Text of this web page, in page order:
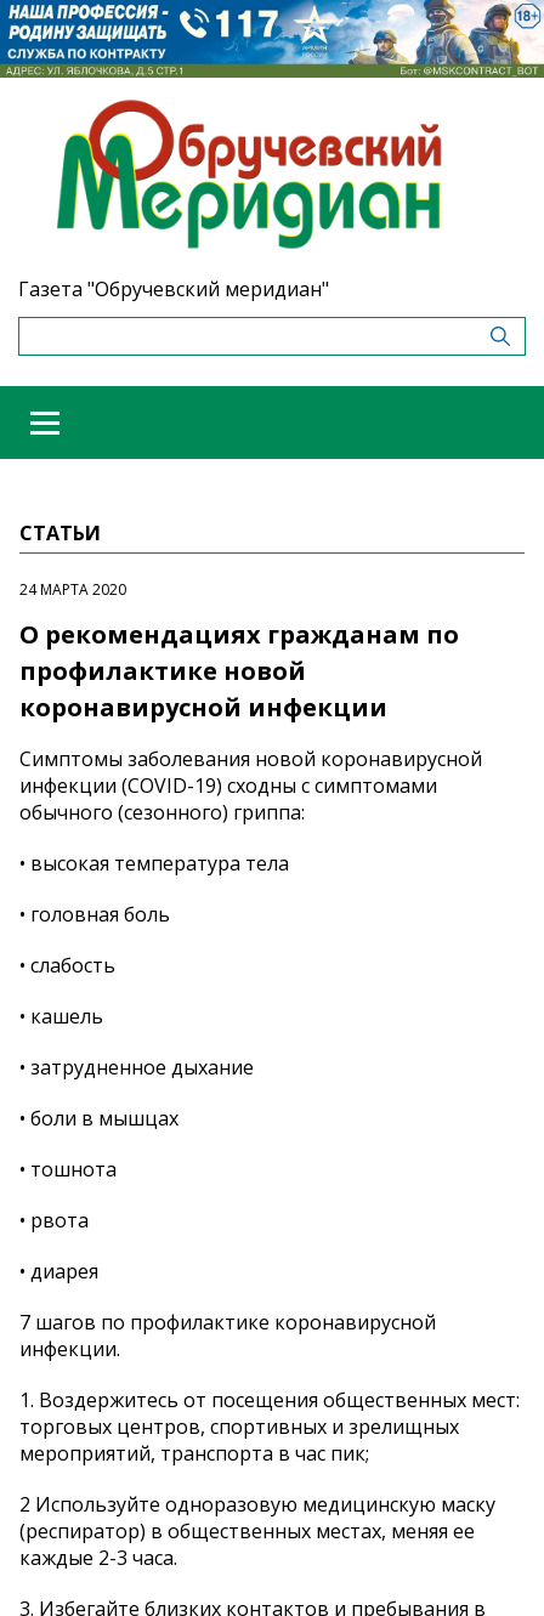
Газета "Обручевский меридиан"
СТАТЬИ
24 МАРТА 2020
О рекомендациях гражданам по
профилактике новой
коронавирусной инфекции
Симптомы заболевания новой коронавирусной
инфекции (COVID-19) сходны с симптомами
обычного (сезонного) гриппа:
• высокая температура тела
• головная боль
• слабость
• кашель
• затрудненное дыхание
• боли в мышцах
• тошнота
• рвота
• диарея
7 шагов по профилактике коронавирусной
инфекции.
1. Воздержитесь от посещения общественных мест:
торговых центров, спортивных и зрелищных
мероприятий, транспорта в час пик;
2 Используйте одноразовую медицинскую маску
(респиратор) в общественных местах, меняя ее
каждые 2-3 часа.
3. Избегайте близких контактов и пребывания в